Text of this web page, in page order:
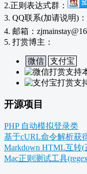
2.正则表达式群：
3. QQ联系(加请说明)：
4. 邮箱：
5. 打赏博主：
微信 支付宝
开源项目
PHP 自动模拟登录类
基于cURL命令解析获
Markdown HTML互转(
Mac正则测试工具